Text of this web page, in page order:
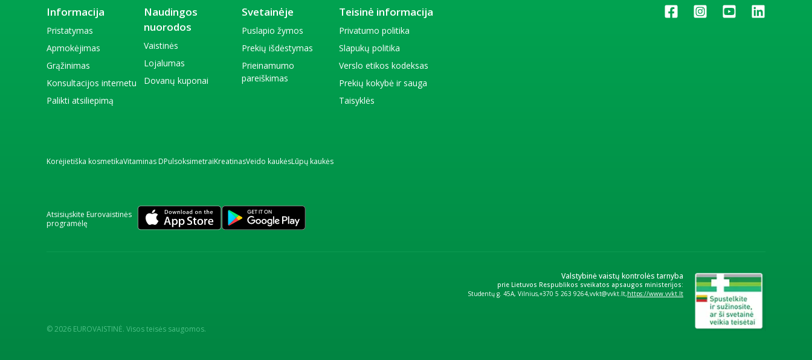
Informacija
Pristatymas
Apmokėjimas
Grąžinimas
Konsultacijos internetu
Palikti atsiliepimą
Naudingos
nuorodos
Vaistinės
Lojalumas
Dovanų kuponai
Svetainėje
Puslapio žymos
Prekių išdėstymas
Prieinamumo
pareiškimas
Teisinė informacija
Privatumo politika
Slapukų politika
Verslo etikos kodeksas
Prekių kokybė ir sauga
Taisyklės
Korėjietiška kosmetikaVitaminas DPulsoksimetraiKreatinasVeido kaukėsLūpų kaukės
Atsisiųskite Eurovaistinės
programėlę
© 2026 EUROVAISTINĖ. Visos teisės saugomos.
Valstybinė vaistų kontrolės tarnyba
prie Lietuvos Respublikos sveikatos apsaugos ministerijos:
Studentų g. 45A, Vilnius +370 5 263 9264 vvkt@vvkt.lt https://www.vvkt.lt